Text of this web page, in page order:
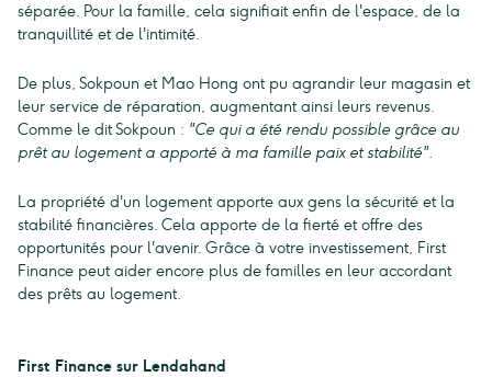
séparée. Pour la famille, cela signifiait enfin de l'espace, de la
tranquillité et de l'intimité.
De plus, Sokpoun et Mao Hong ont pu agrandir leur magasin et
leur service de réparation, augmentant ainsi leurs revenus.
Comme le dit Sokpoun : "Ce qui a été rendu possible grâce au
prêt au logement a apporté à ma famille paix et stabilité".
La propriété d'un logement apporte aux gens la sécurité et la
stabilité financières. Cela apporte de la fierté et offre des
opportunités pour l'avenir. Grâce à votre investissement, First
Finance peut aider encore plus de familles en leur accordant
des prêts au logement.
First Finance sur Lendahand